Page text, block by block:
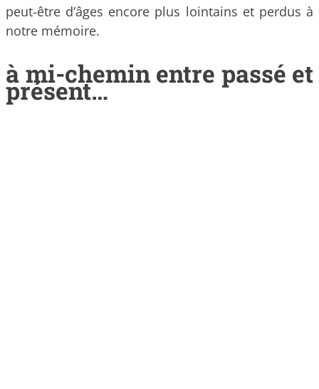
peut-être d’âges encore plus lointains et perdus à
notre mémoire.
à mi-chemin entre passé et
présent…